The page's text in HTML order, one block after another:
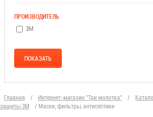
ПРОИЗВОДИТЕЛЬ
3М
Главная / Интернет-магазин "Три молотка" /
защиты 3М
/ Маски, фильтры, антисептики